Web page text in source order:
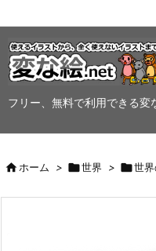
フリー、無料で利用できる変
ホーム > 世界 > 世